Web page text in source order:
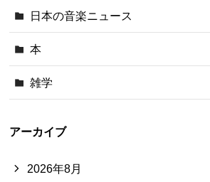
日本の音楽ニュース
本
雑学
アーカイブ
2026年8月